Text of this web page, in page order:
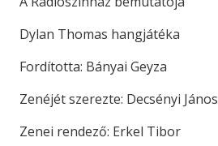
Dylan Thomas hangjátéka
Fordította: Bányai Geyza
Zenéjét szerezte: Decsényi János
Zenei rendező: Erkel Tibor